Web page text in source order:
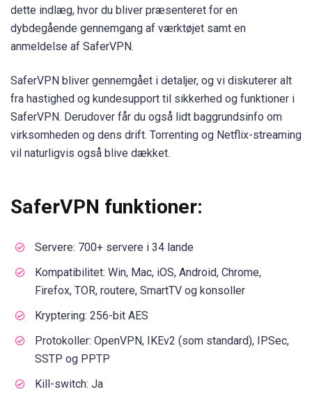
dette indlæg, hvor du bliver præsenteret for en
dybdegående gennemgang af værktøjet samt en
anmeldelse af SaferVPN.
SaferVPN bliver gennemgået i detaljer, og vi diskuterer alt
fra hastighed og kundesupport til sikkerhed og funktioner i
SaferVPN. Derudover får du også lidt baggrundsinfo om
virksomheden og dens drift. Torrenting og Netflix-streaming
vil naturligvis også blive dækket.
SaferVPN funktioner:
Servere: 700+ servere i 34 lande
Kompatibilitet: Win, Mac, iOS, Android, Chrome,
Firefox, TOR, routere, SmartTV og konsoller
Kryptering: 256-bit AES
Protokoller: OpenVPN, IKEv2 (som standard), IPSec,
SSTP og PPTP
Kill-switch: Ja